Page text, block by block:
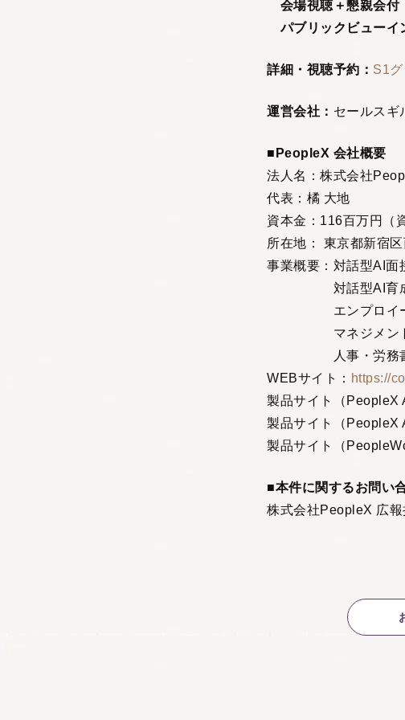
会場視聴＋懇親会付
パブリックビューイ
詳細・視聴予約： S1
運営会社： セールスギ
■PeopleX 会社概要
法人名：株式会社
代表：橘 大地
資本金：116百万円（
所在地： 東京都新宿
事業概要：対話型AI面
対話型AI育成サー
エンプロイーサク
マネジメント・育
人事・労務書籍の
WEBサイト： https://
製品サイト（PeopleX
製品サイト（PeopleX
製品サイト（
■本件に関するお問い
株式会社PeopleX 広